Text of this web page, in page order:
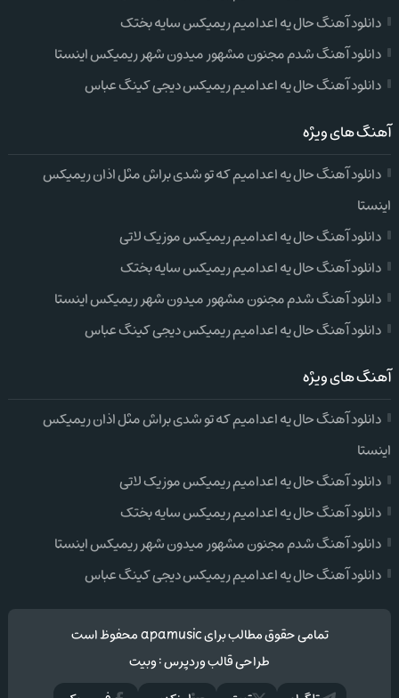
دانلود آهنگ حال یه اعدامیم ریمیکس سایه بختک
دانلود آهنگ شدم مجنون مشهور میدون شهر ریمیکس اینستا
دانلود آهنگ حال یه اعدامیم ریمیکس دیجی کینگ عباس
آهنگ های ویژه
دانلود آهنگ حال یه اعدامیم که تو شدی براش مثل اذان ریمیکس
اینستا
دانلود آهنگ حال یه اعدامیم ریمیکس موزیک لاتی
دانلود آهنگ حال یه اعدامیم ریمیکس سایه بختک
دانلود آهنگ شدم مجنون مشهور میدون شهر ریمیکس اینستا
دانلود آهنگ حال یه اعدامیم ریمیکس دیجی کینگ عباس
آهنگ های ویژه
دانلود آهنگ حال یه اعدامیم که تو شدی براش مثل اذان ریمیکس
اینستا
دانلود آهنگ حال یه اعدامیم ریمیکس موزیک لاتی
دانلود آهنگ حال یه اعدامیم ریمیکس سایه بختک
دانلود آهنگ شدم مجنون مشهور میدون شهر ریمیکس اینستا
دانلود آهنگ حال یه اعدامیم ریمیکس دیجی کینگ عباس
تمامی حقوق مطالب برای apamusic محفوظ است
طراحی قالب وردپرس:وبیت